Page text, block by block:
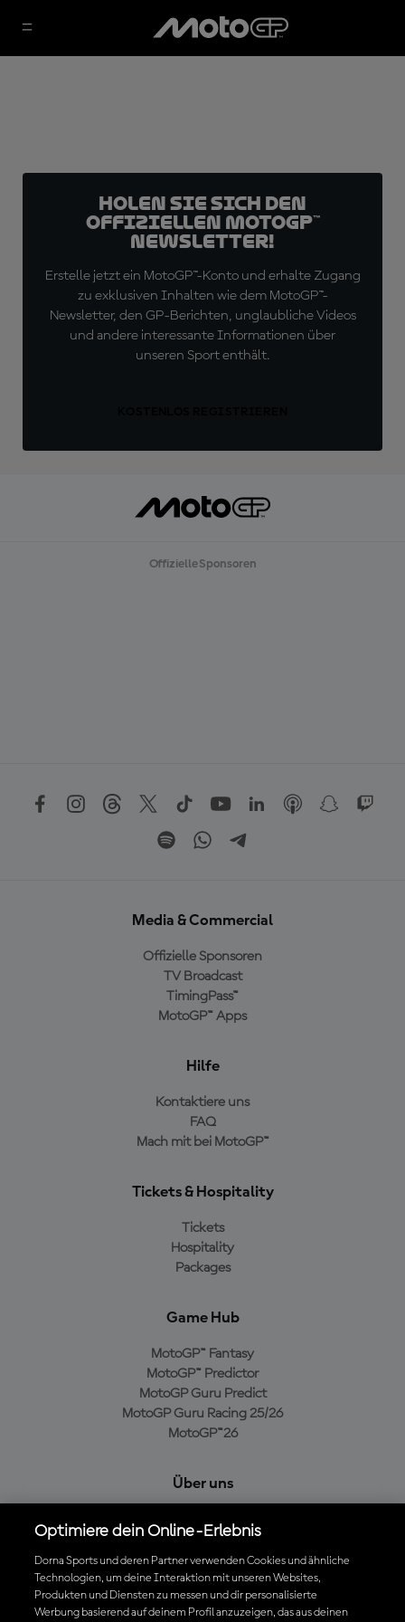
Holen Sie sich den
offiziellen MotoGP™
Newsletter!
Erstelle jetzt ein MotoGP™-Konto und erhalte Zugang
zu exklusiven Inhalten wie dem MotoGP™-
Newsletter, den GP-Berichten, unglaubliche Videos
und andere interessante Informationen über
unseren Sport enthält.
Offizielle Sponsoren
Media & Commercial
Offizielle Sponsoren
TV Broadcast
TimingPass™
MotoGP™ Apps
Hilfe
Kontaktiere uns
FAQ
Mach mit bei MotoGP™
Tickets & Hospitality
Tickets
Hospitality
Packages
Game Hub
MotoGP™ Fantasy
MotoGP™ Predictor
MotoGP Guru Predict
MotoGP Guru Racing 25/26
MotoGP™26
Über uns
Cookie-Richtlinien
Geschäftsbedingungen
Datenschutzrichtlinien
Kaufrichtlinie
Optimiere dein Online-Erlebnis
Dorna Sports und deren Partner verwenden Cookies und ähnliche
Technologien, um deine Interaktion mit unseren Websites,
Produkten und Diensten zu messen und dir personalisierte
Werbung basierend auf deinem Profil anzuzeigen, das aus deinen